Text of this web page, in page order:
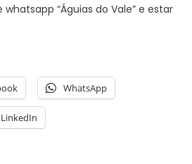
“Águias do Vale” e estar
WhatsApp
LinkedIn